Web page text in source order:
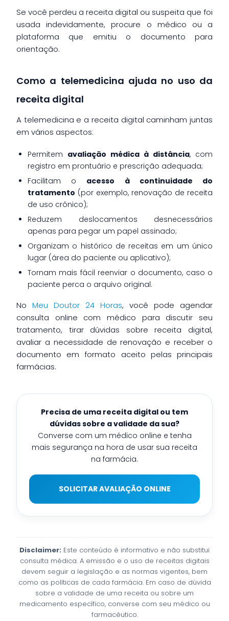
Se você perdeu a receita digital ou suspeita que foi
usada indevidamente, procure o médico ou a
plataforma que emitiu o documento para
orientação.
Como a telemedicina ajuda no uso da
receita digital
A telemedicina e a receita digital caminham juntas
em vários aspectos:
Permitem avaliação médica à distância, com
registro em prontuário e prescrição adequada;
Facilitam o acesso à continuidade do
tratamento (por exemplo, renovação de receita
de uso crônico);
Reduzem deslocamentos desnecessários
apenas para pegar um papel assinado;
Organizam o histórico de receitas em um único
lugar (área do paciente ou aplicativo);
Tornam mais fácil reenviar o documento, caso o
paciente perca o arquivo original.
No Meu Doutor 24 Horas, você pode agendar
consulta online com médico para discutir seu
tratamento, tirar dúvidas sobre receita digital,
avaliar a necessidade de renovação e receber o
documento em formato aceito pelas principais
farmácias.
Precisa de uma receita digital ou tem
dúvidas sobre a validade da sua?
Converse com um médico online e tenha
mais segurança na hora de usar sua receita
na farmácia.
SOLICITAR AVALIAÇÃO ONLINE
Disclaimer: Este conteúdo é informativo e não substitui
consulta médica. A emissão e o uso de receitas digitais
devem seguir a legislação e as normas vigentes, bem
como as políticas de cada farmácia. Em caso de dúvida
sobre a validade de uma receita ou sobre um
medicamento específico, converse com seu médico ou
farmacêutico.